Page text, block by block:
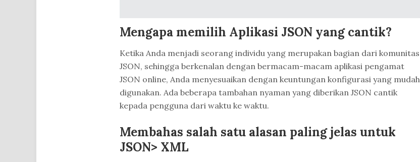
Mengapa memilih Aplikasi JSON yang cantik?
Ketika Anda menjadi seorang individu yang merupakan bagian dari komunitas
JSON, sehingga berkenalan dengan bermacam-macam aplikasi pengamat
JSON online, Anda menyesuaikan dengan keuntungan konfigurasi yang mudah
digunakan. Ada beberapa tambahan nyaman yang diberikan JSON cantik
kepada pengguna dari waktu ke waktu.
Membahas salah satu alasan paling jelas untuk
JSON> XML